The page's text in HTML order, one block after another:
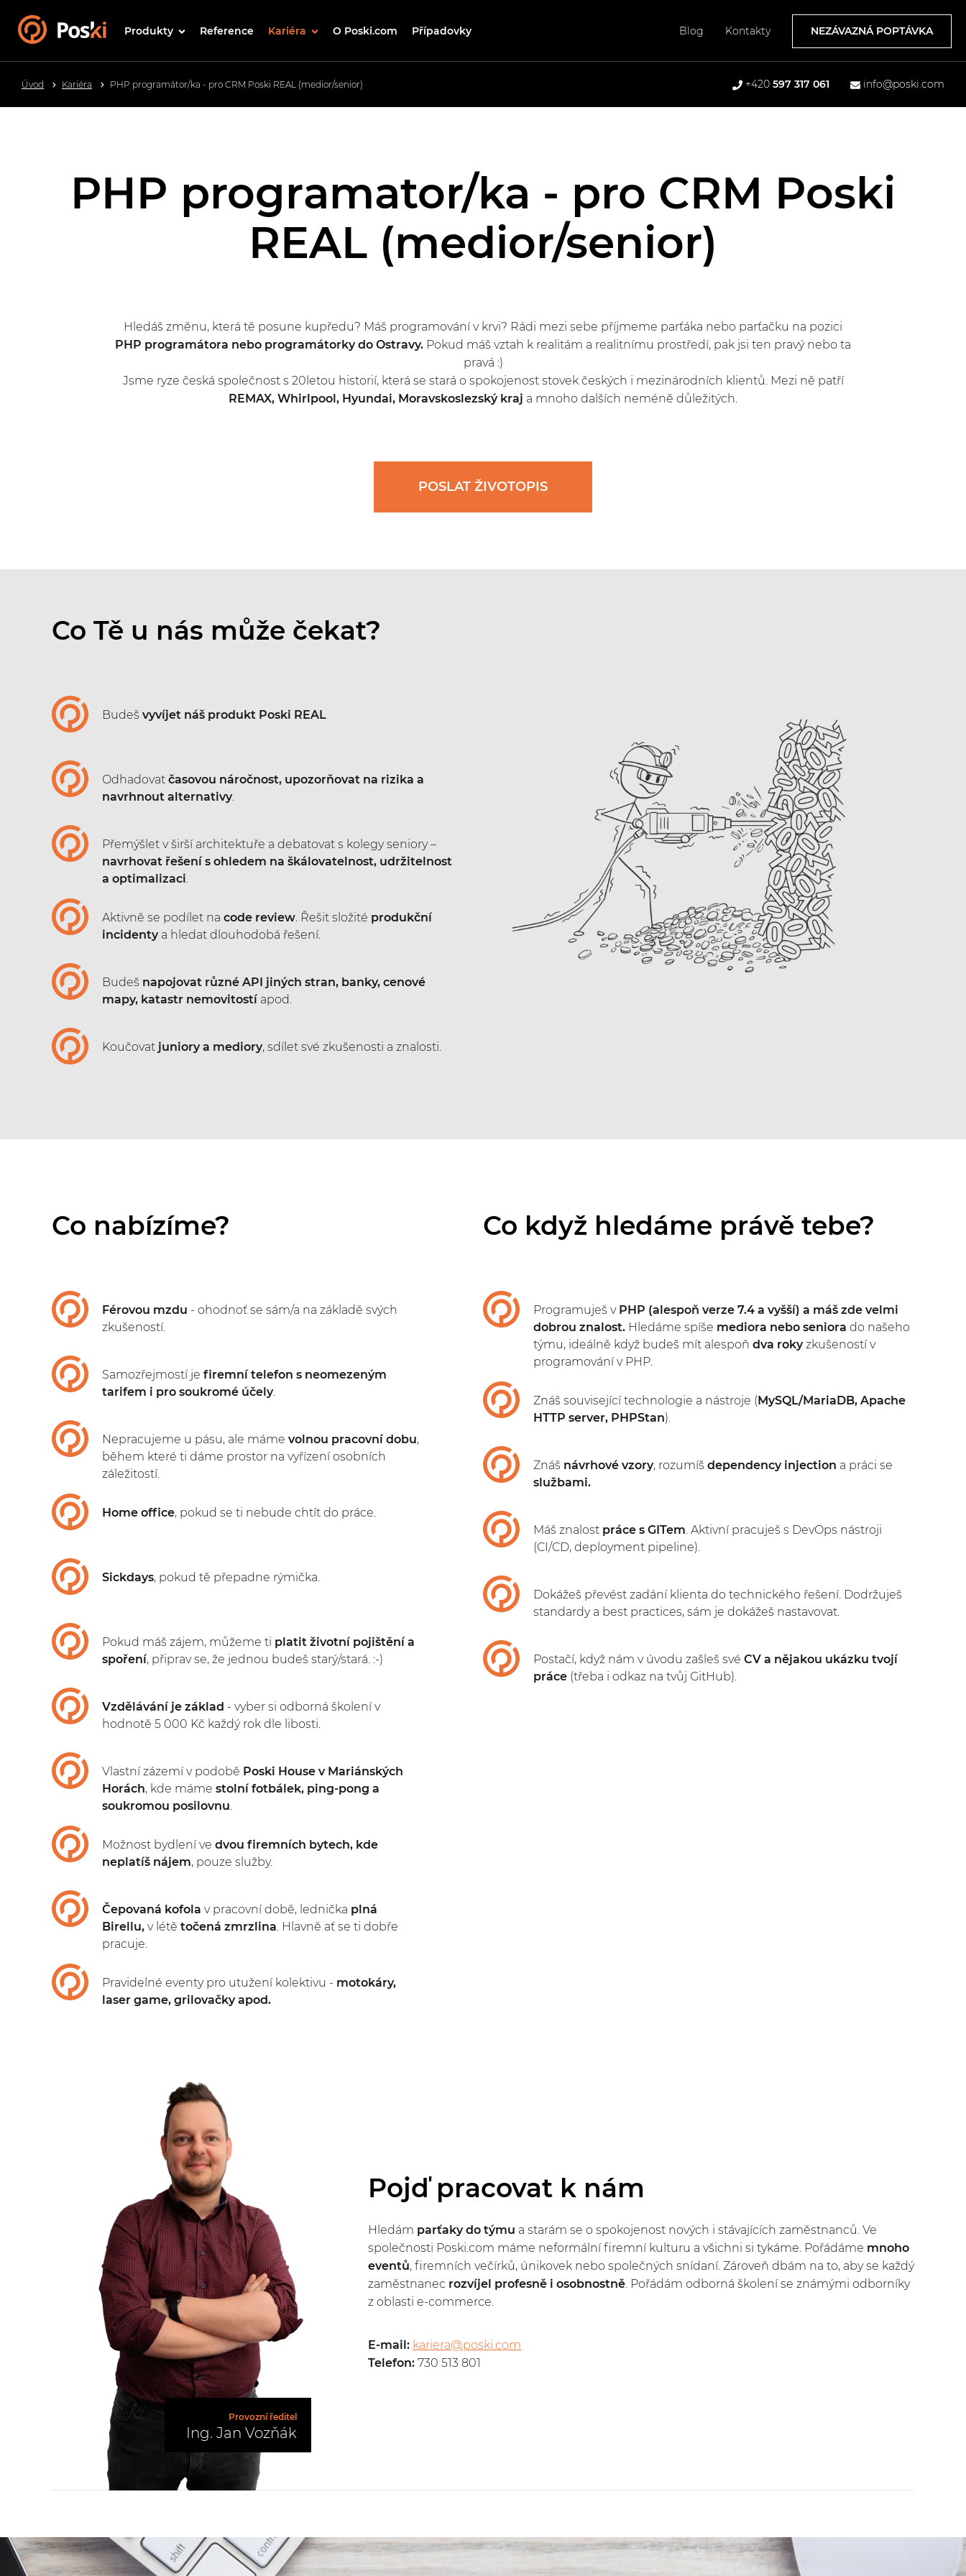
Produkty Reference Kariéra O Poski.com Případovky Blog Kontakty NEZÁVAZNÁ POPTÁVKA
Úvod Kariéra PHP programátor/ka - pro CRM Poski REAL (medior/senior) +420 597 317 061 info@poski.com
PHP programator/ka - pro CRM Poski
REAL (medior/senior)
Hledáš změnu, která tě posune kupředu? Máš programování v krvi? Rádi mezi sebe příjmeme parťáka nebo parťačku na pozici
PHP programátora nebo programátorky do Ostravy. Pokud máš vztah k realitám a realitnímu prostředí, pak jsi ten pravý nebo ta
pravá :)
Jsme ryze česká společnost s 20letou historií, která se stará o spokojenost stovek českých i mezinárodních klientů. Mezi ně patří
REMAX, Whirlpool, Hyundai, Moravskoslezský kraj a mnoho dalších neméně důležitých.
POSLAT ŽIVOTOPIS
Co Tě u nás může čekat?
Budeš vyvíjet náš produkt Poski REAL
Odhadovat časovou náročnost, upozorňovat na rizika a
navrhnout alternativy.
Přemýšlet v širší architektuře a debatovat s kolegy seniory –
navrhovat řešení s ohledem na škálovatelnost, udržitelnost
a optimalizaci.
Aktivně se podílet na code review. Řešit složité produkční
incidentya hledat dlouhodobá řešení.
Budeš napojovat různé API jiných stran, banky, cenové
mapy, katastr nemovitostíapod.
Koučovat juniory a mediory, sdílet své zkušenosti a znalosti.
Co nabízíme?
Férovou mzdu - ohodnoť se sám/a na základě svých
zkušeností.
Samozřejmostí je firemní telefon s neomezeným
tarifem i pro soukromé účely.
Nepracujeme u pásu, ale máme volnou pracovní dobu,
během které ti dáme prostor na vyřízení osobních
záležitostí.
Home office, pokud se ti nebude chtít do práce.
Sickdays, pokud tě přepadne rýmička.
Pokud máš zájem, můžeme ti platit životní pojištění a
spoření, připrav se, že jednou budeš starý/stará. :-)
Vzdělávání je základ - vyber si odborná školení v
hodnotě 5 000 Kč každý rok dle libosti.
Vlastní zázemí v podobě Poski House v Mariánských
Horách, kde máme stolní fotbálek, ping-pong a
soukromou posilovnu.
Možnost bydlení ve dvou firemních bytech, kde
neplatíš nájem, pouze služby.
Čepovaná kofola v pracovní době, lednička plná
Birellu, v létě točená zmrzlina. Hlavně ať se ti dobře
pracuje.
Pravidelné eventy pro utužení kolektivu - motokáry,
laser game, grilovačky apod.
Co když hledáme právě tebe?
Programuješ v PHP (alespoň verze 7.4 a vyšší) a máš zde velmi
dobrou znalost. Hledáme spíše mediora nebo seniora do našeho
týmu, ideálně když budeš mít alespoň dva rokyzkušeností v
programování v PHP.
Znáš související technologie a nástroje (MySQL/MariaDB, Apache
HTTP server, PHPStan).
Znáš návrhové vzory, rozumíš dependency injection a práci se
službami.
Máš znalost práce s GITem. Aktivní pracuješ s DevOps nástroji
(CI/CD, deployment pipeline).
Dokážeš převést zadání klienta do technického řešení. Dodržuješ
standardy a best practices, sám je dokážeš nastavovat.
Postačí, když nám v úvodu zašleš své CV a nějakou ukázku tvojí
práce (třeba i odkaz na tvůj GitHub).
Pojď pracovat k nám
Hledám parťaky do týmu a starám se o spokojenost nových i stávajících zaměstnanců. Ve
společnosti Poski.com máme neformální firemní kulturu a všichni si tykáme. Pořádáme mnoho
eventů, firemních večírků, únikovek nebo společných snídaní. Zároveň dbám na to, aby se každý
zaměstnanec rozvíjel profesně i osobnostně. Pořádám odborná školení se známými odborníky
z oblasti e-commerce.
E-mail: kariera@poski.com
Telefon: 730 513 801
Provozní ředitel
Ing. Jan Vozňák